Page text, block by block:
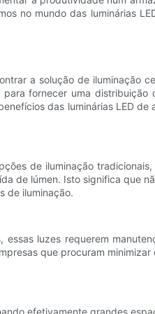
no mundo das luminárias
a solução de iluminação
fornecer uma distribuição
das luminárias LED de
de iluminação
de lúmen. Isto significa que
de iluminação.
luzes requerem
que procuram
efetivamente grandes